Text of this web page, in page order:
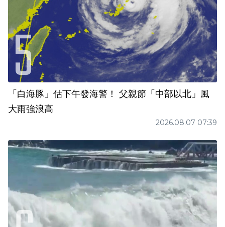
「白海豚」估下午發海警！ 父親節「中部以北」風
大雨強浪高
2026.08.07 07:39